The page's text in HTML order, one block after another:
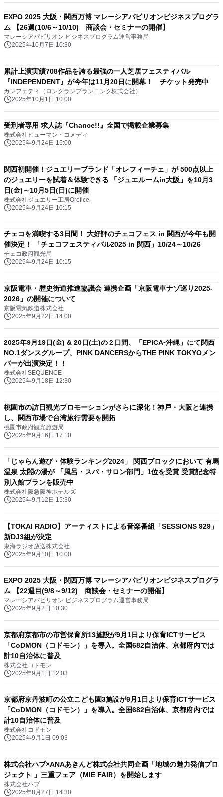
EXPO 2025 大阪・関西万博 マレーシアパビリオンビジネスプログラ
ム 【26週(10/6～10/10) 商談会・セミナーの開催】
マレーシアパビリオン ビジネスプログラム運営事務局
2025年10月7日 10:30
累計上演実績708作品を誇る最強の一人芝居フェスティバル
『INDEPENDENT』が今年は11月20日に開幕！ チケット発売中
カンフェティ（ロングランプランニング株式会社）
2025年10月1日 10:00
受刑者専用 求人誌『Chance!!』全国で掲載企業募集
株式会社ヒューマン・コメディ
2025年9月24日 15:00
関西初開催！ジュエリーブランド「オレフィーチェ」が 500点以上
のジュエリーを試着＆体験できる 「ジュエルームin大阪」を10月3
日(金)～10月5日(日)に開催
株式会社ジュエリー工房Orefice
2025年9月24日 10:15
チェコを満喫する3日間！ 大好評のチェコフェス in 関西が今年も開
催決定！ 「チェコフェスティバル2025 in 関西」10/24～10/26
チェコ政府観光局
2025年9月24日 10:15
京阪電車・歴史街道推進協議会 連携企画「京阪電車ナゾ巡り2025-
2026」の開催について
京阪電気鉄道株式会社
2025年9月22日 14:00
2025年9月19日(金) & 20日(土)の２日間、「EPICA•沖縄」にて関西
NO.1ダンスグループ、PINK DANCERSからTHE PINK TOKYOメン
バーが出演決定！！
株式会社SEQUENCE
2025年9月18日 12:30
桃園市の訪日観光プロモーションがさらに深化！神戸・大阪と連携
し、関西市場で台湾旅行需要を開拓
桃園市政府観光旅遊局
2025年9月16日 17:10
「じゃらん遊び・体験ランキング2024」 関西ブロックにおいて 有馬
温泉 太閤の湯が 「風呂・スパ・サロン部門」1位を受賞 受賞記念特
別入館プランを販売中
株式会社阪急阪神ホテルズ
2025年9月12日 15:30
【TOKAI RADIO】アーティストによる音楽番組「SESSIONS 929」
新DJ3組が決定
東海ラジオ放送株式会社
2025年9月10日 10:00
EXPO 2025 大阪・関西万博 マレーシアパビリオンビジネスプログラ
ム 【22週目(9/8～9/12) 商談会・セミナーの開催】
マレーシアパビリオン ビジネスプログラム運営事務局
2025年9月2日 10:30
京都府京都市の市営保育所13施設が9月1日より保育ICTサービス
「CoDMON（コドモン）」を導入。全国682自治体、京都府内では
計10自治体に普及
株式会社コドモン
2025年9月1日 12:03
京都府京丹波町の公立こども園3施設が9月1日より保育ICTサービス
「CoDMON（コドモン）」を導入。全国682自治体、京都府内では
計10自治体に普及
株式会社コドモン
2025年9月1日 09:03
株式会社ハブ×ANAあきんど株式会社共同企画「地域の魅力発信プロ
ジェクト 」三重フェア（MIE FAIR）を開始します
株式会社ハブ
2025年8月27日 14:30